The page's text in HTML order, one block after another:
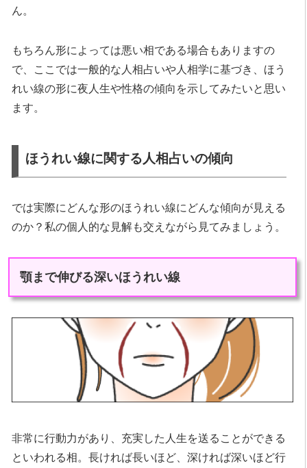
ん。
もちろん形によっては悪い相である場合もありますの
で、ここでは一般的な人相占いや人相学に基づき、ほう
れい線の形に夜人生や性格の傾向を示してみたいと思い
ます。
ほうれい線に関する人相占いの傾向
では実際にどんな形のほうれい線にどんな傾向が見える
のか？私の個人的な見解も交えながら見てみましょう。
顎まで伸びる深いほうれい線
非常に行動力があり、充実した人生を送ることができる
といわれる相。長ければ長いほど、深ければ深いほど行